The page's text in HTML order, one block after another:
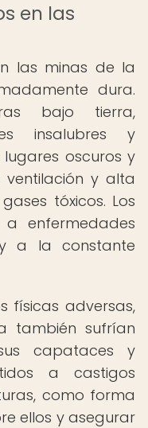
en las
las minas de la
dura.
bajo tierra,
insalubres y
oscuros y
y alta
tóxicos. Los
enfermedades
y a la constante
físicas adversas,
también sufrían
capataces y
a castigos
como forma
ellos y asegurar